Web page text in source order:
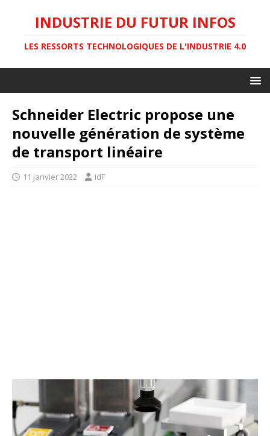
INDUSTRIE DU FUTUR INFOS
LES RESSORTS TECHNOLOGIQUES DE L'INDUSTRIE 4.0
Schneider Electric propose une
nouvelle génération de système
de transport linéaire
11 janvier 2022 IdF